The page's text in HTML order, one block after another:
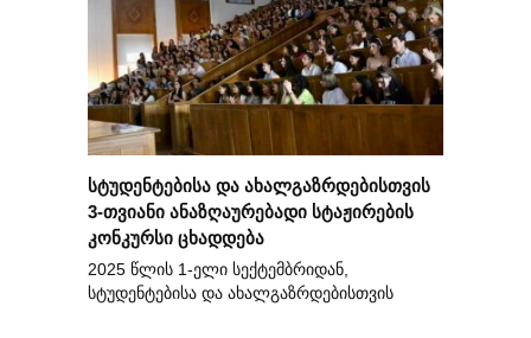
სტუდენტებისა და ახალგაზრდებისთვის
3-თვიანი ანაზღაურებადი სტაჟირების
კონკურსი ცხადდება
2025 წლის 1-ელი სექტემბრიდან,
სტუდენტებისა და ახალგაზრდებისთვის